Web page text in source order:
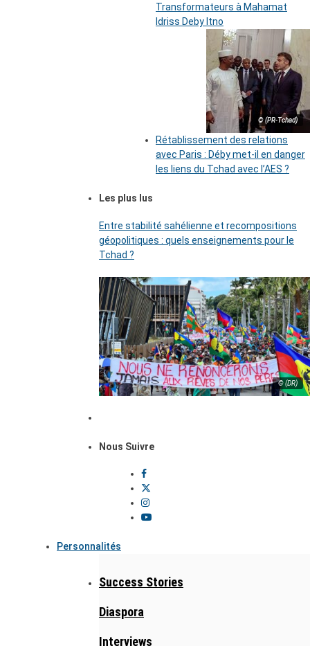
Transformateurs à Mahamat
Idriss Deby Itno
© (PR-Tchad)
Rétablissement des relations
avec Paris : Déby met-il en danger
les liens du Tchad avec l’AES ?
Les plus lus
Entre stabilité sahélienne et recompositions
géopolitiques : quels enseignements pour le
Tchad ?
© (DR)
Nous Suivre
Personnalités
Success Stories
Diaspora
Interviews